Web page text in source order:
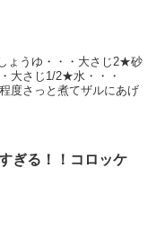
ょうゆ・・・大さじ2★砂
大さじ1/2★水・・・
度さっと煮てザルにあげ
ぎる！！コロッケ